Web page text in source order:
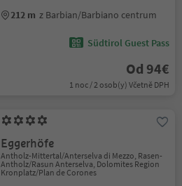
212 m z Barbian/Barbiano centrum
Südtirol Guest Pass
Od 94€
1 noc / 2 osob(y) Včetně DPH
Eggerhöfe
Antholz-Mittertal/Anterselva di Mezzo, Rasen-
Antholz/Rasun Anterselva, Dolomites Region
Kronplatz/Plan de Corones